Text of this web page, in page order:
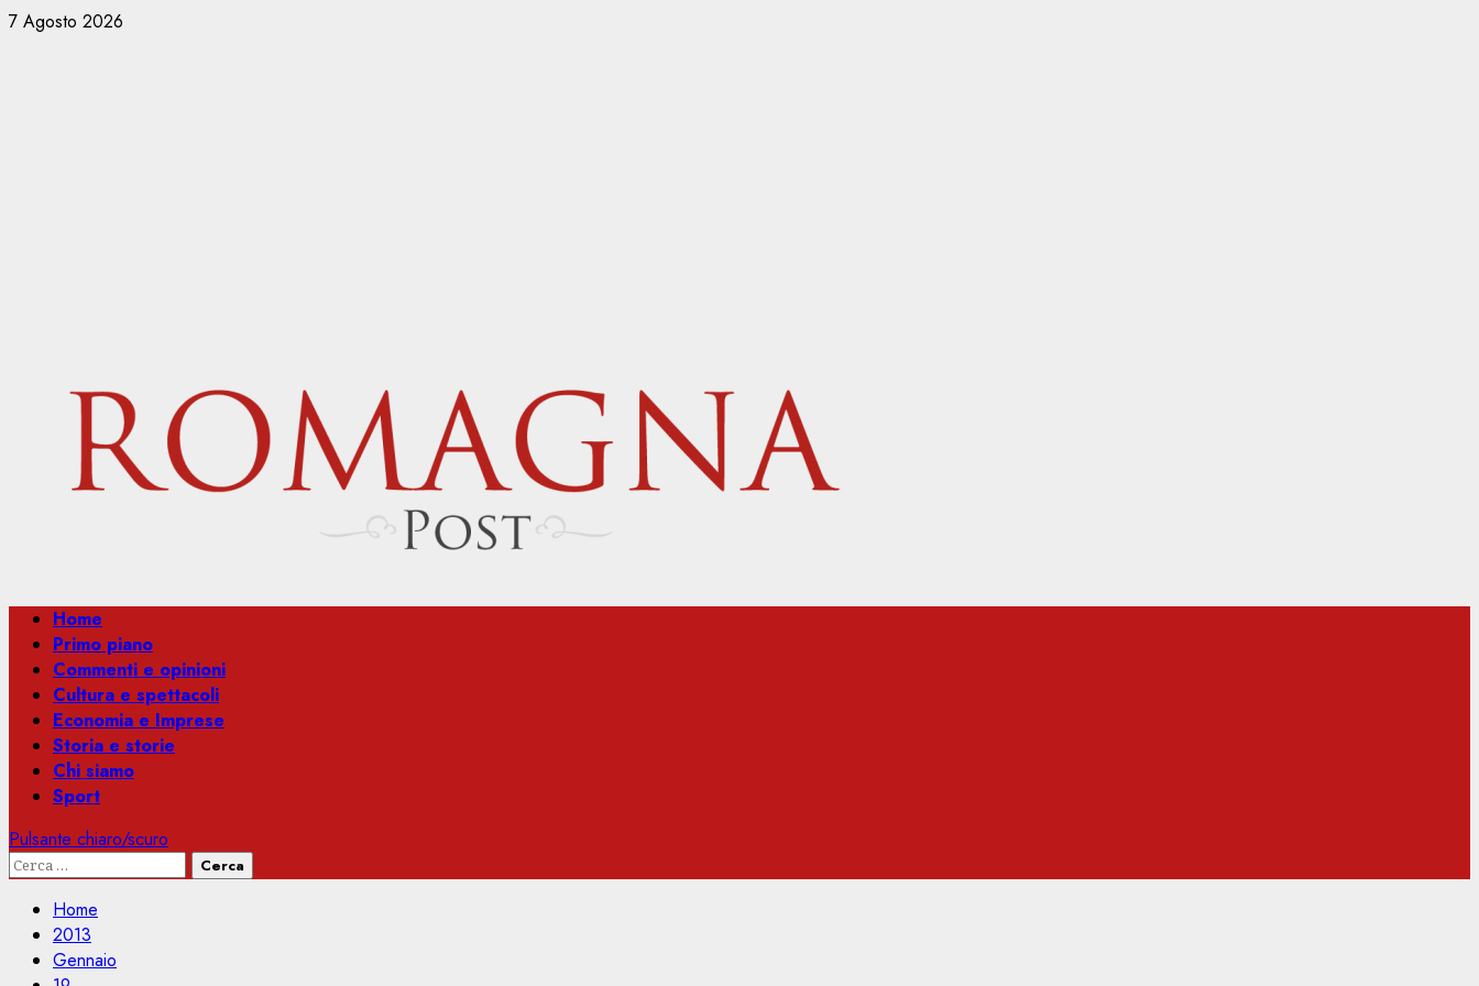
Vai
7 Agosto 2026
Menu
principale
Home
Primo piano
Commenti e opinioni
Cultura e spettacoli
Economia e Imprese
Storia e storie
Chi siamo
Sport
Pulsante chiaro/scuro
Ricerca
Home
2013
Gennaio